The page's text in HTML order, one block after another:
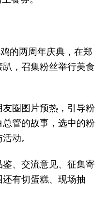
的两周年庆典，在郑
，召集粉丝举行美食
圈图片预热，引导粉
管的故事，选中的粉
动。
、交流意见、征集寄
有切蛋糕、现场抽